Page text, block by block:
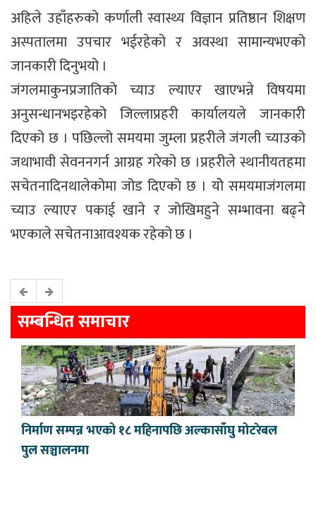
अहिले उहाँहरुको कर्णाली स्वास्थ्य विज्ञान प्रतिष्ठान शिक्षण
अस्पतालमा उपचार भईरहेको र अवस्था सामान्यभएको
जानकारी दिनुभयो ।
जंगलमाकुनप्रजातिको च्याउ ल्याएर खाएभन्ने विषयमा
अनुसन्धानभइरहेको जिल्लाप्रहरी कार्यालयले जानकारी
दिएको छ । पछिल्लो समयमा जुम्ला प्रहरीले जंगली च्याउको
जथाभावी सेवननगर्न आग्रह गरेको छ ।प्रहरीले स्थानीयतहमा
सचेतनादिनथालेकोमा जोड दिएको छ । योे समयमाजंगलमा
च्याउ ल्याएर पकाई खाने र जोखिमहुने सम्भावना बढ्ने
भएकाले सचेतनाआवश्यक रहेको छ ।
सम्बन्धित समाचार
निर्माण सम्पन्न भएको १८ महिनापछि अल्कासाँघु मोटरेबल
पुल सञ्चालनमा